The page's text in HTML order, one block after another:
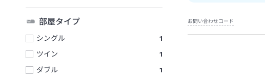
部屋タイプ
シングル
1
ツイン
1
ダブル
1
お問い合わせコード